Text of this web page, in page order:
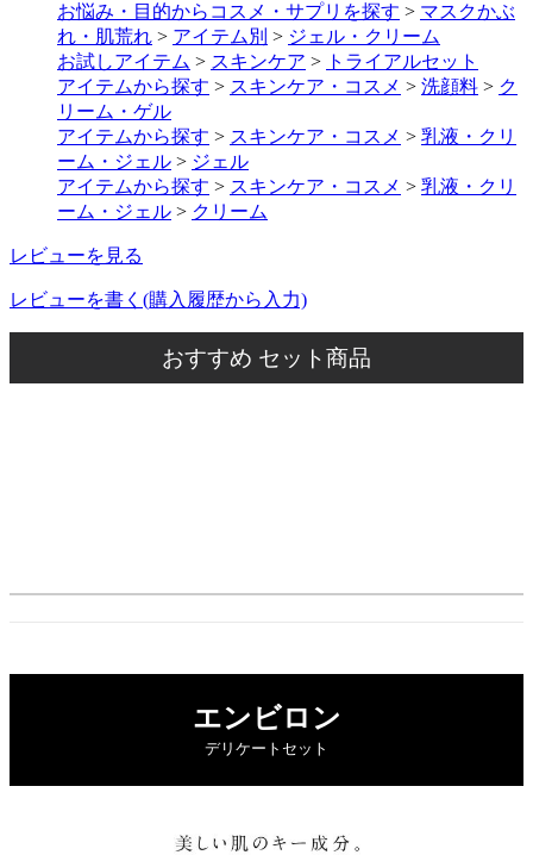
お悩み・目的からコスメ・サプリを探す > マスクかぶ
れ・肌荒れ > アイテム別 > ジェル・クリーム
お試しアイテム > スキンケア > トライアルセット
アイテムから探す > スキンケア・コスメ > 洗顔料 > ク
リーム・ゲル
アイテムから探す > スキンケア・コスメ > 乳液・クリ
ーム・ジェル > ジェル
アイテムから探す > スキンケア・コスメ > 乳液・クリ
ーム・ジェル > クリーム
レビューを見る
レビューを書く(購入履歴から入力)
エンビロン
デリケートセット